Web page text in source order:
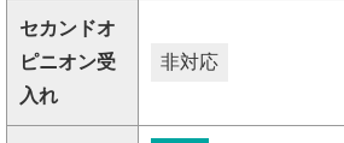
セカンドオ
ピニオン受
入れ
非対応